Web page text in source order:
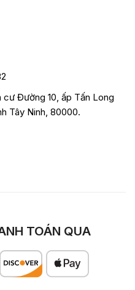
cư Đường 10, ấp Tấn Long
Tây Ninh, 80000.
TOÁN QUA